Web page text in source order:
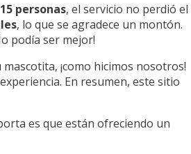
15 personas, el servicio no perdió el
, lo que se agradece un montón.
podía ser mejor!
¡como hicimos nosotros!
En resumen, este sitio
es que están ofreciendo un